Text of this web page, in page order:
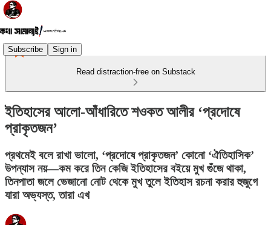
Subscribe Sign in
Read distraction-free on Substack
ইতিহাসের আলো-আঁধারিতে শওকত আলীর ‘প্রদোষে
প্রাকৃতজন’
প্রথমেই বলে রাখা ভালো, ‘প্রদোষে প্রাকৃতজন’ কোনো ‘ঐতিহাসিক’
উপন্যাস নয়—কম করে তিন কেজি ইতিহাসের বইয়ে মুখ গুঁজে থাকা,
তিনপাতা জলে ভেজানো নোট থেকে মুখ তুলে ইতিহাস রচনা করার হুজুগে
যারা অভ্যস্ত, তারা এখ